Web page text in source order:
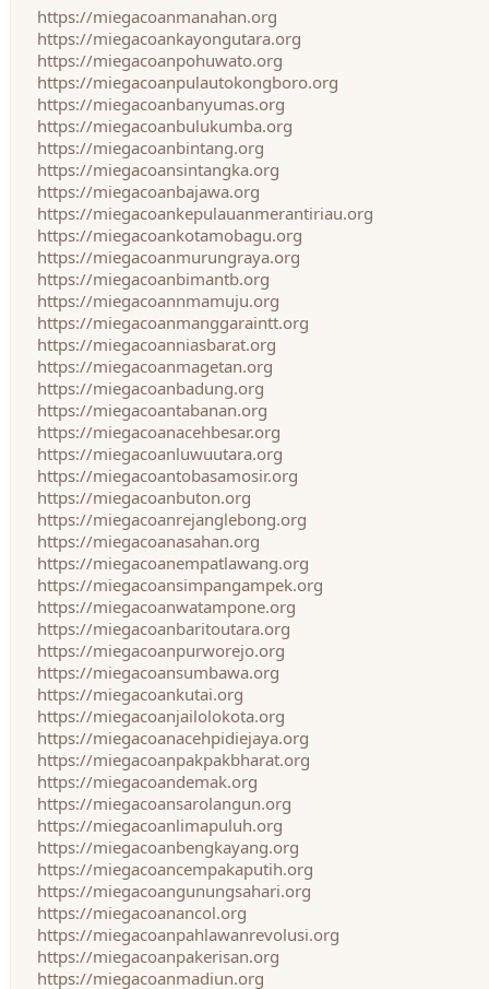
https://miegacoanmanahan.org
https://miegacoankayongutara.org
https://miegacoanpohuwato.org
https://miegacoanpulautokongboro.org
https://miegacoanbanyumas.org
https://miegacoanbulukumba.org
https://miegacoanbintang.org
https://miegacoansintangka.org
https://miegacoanbajawa.org
https://miegacoankepulauanmerantiriau.org
https://miegacoankotamobagu.org
https://miegacoanmurungraya.org
https://miegacoanbimantb.org
https://miegacoannmamuju.org
https://miegacoanmanggaraintt.org
https://miegacoanniasbarat.org
https://miegacoanmagetan.org
https://miegacoanbadung.org
https://miegacoantabanan.org
https://miegacoanacehbesar.org
https://miegacoanluwuutara.org
https://miegacoantobasamosir.org
https://miegacoanbuton.org
https://miegacoanrejanglebong.org
https://miegacoanasahan.org
https://miegacoanempatlawang.org
https://miegacoansimpangampek.org
https://miegacoanwatampone.org
https://miegacoanbaritoutara.org
https://miegacoanpurworejo.org
https://miegacoansumbawa.org
https://miegacoankutai.org
https://miegacoanjailolokota.org
https://miegacoanacehpidiejaya.org
https://miegacoanpakpakbharat.org
https://miegacoandemak.org
https://miegacoansarolangun.org
https://miegacoanlimapuluh.org
https://miegacoanbengkayang.org
https://miegacoancempakaputih.org
https://miegacoangunungsahari.org
https://miegacoanancol.org
https://miegacoanpahlawanrevolusi.org
https://miegacoanpakerisan.org
https://miegacoanmadiun.org